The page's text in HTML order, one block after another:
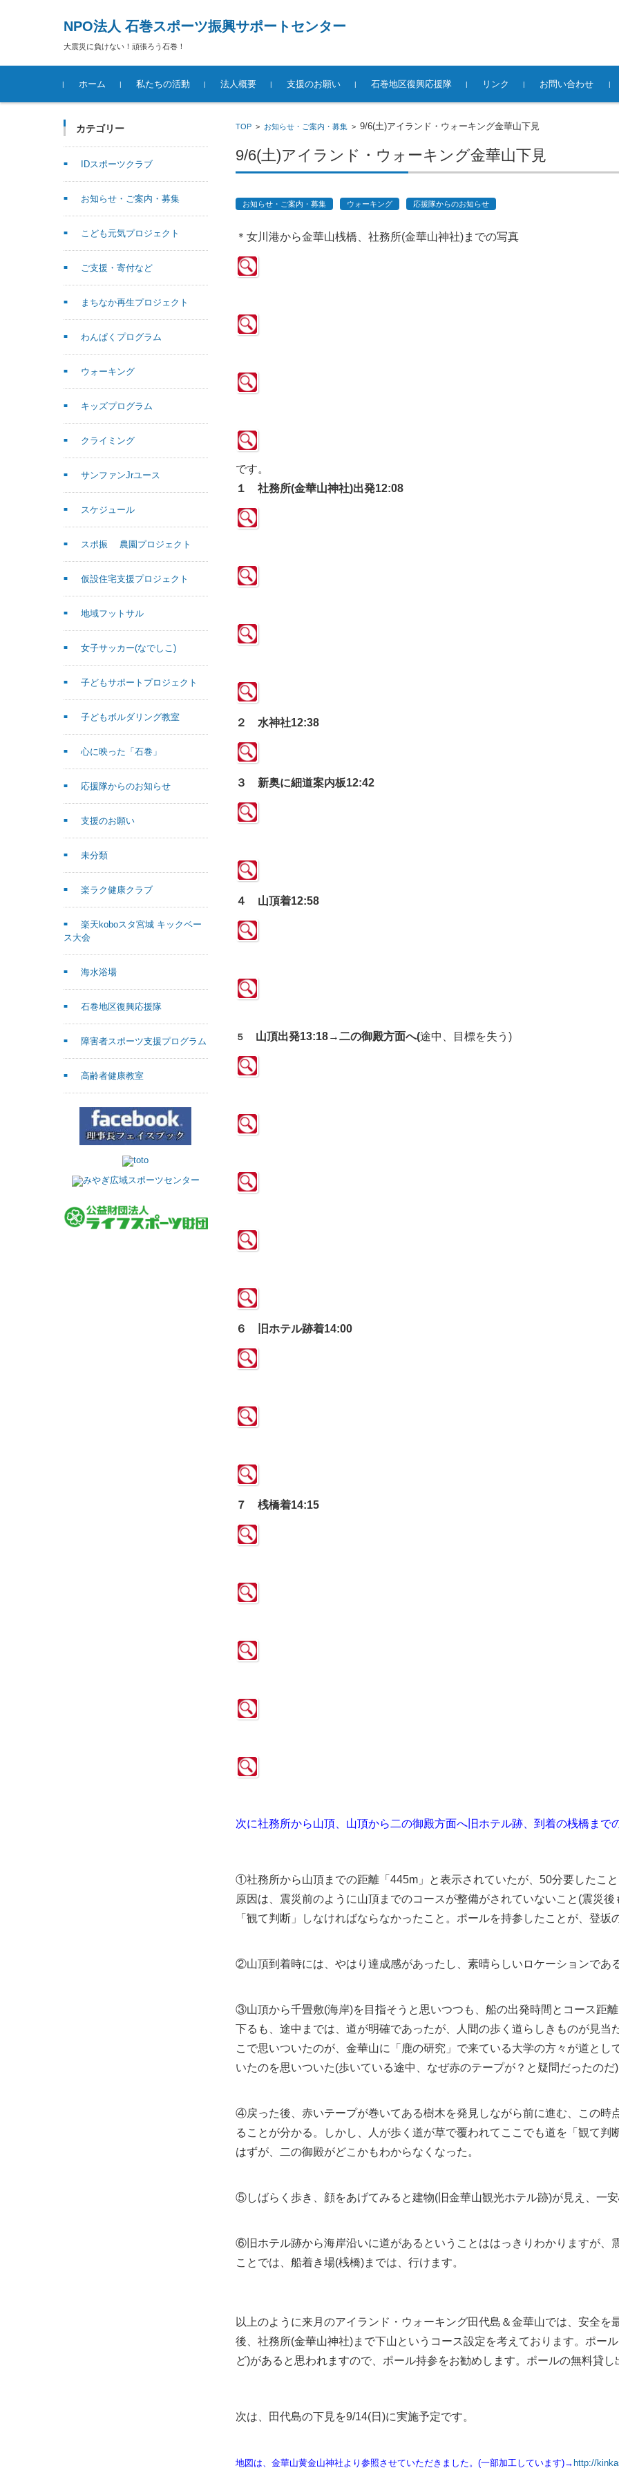
NPO法人 石巻スポーツ振興サポートセンター
大震災に負けない！頑張ろう石巻！
コンテンツに移動
ホーム
私たちの活動 法人概要 支援のお願い 石巻地区復興応援隊 リンク お問い合わせ
TOP> お知らせ・ご案内・募集> 9/6(土)アイランド・ウォーキング金華山下見
9/6(土)アイランド・ウォーキング金華山下見
お知らせ・ご案内・募集 ウォーキング 応援隊からのお知らせ
＊女川港から金華山桟橋、社務所(金華山神社)までの写真
です。
１ 社務所(金華山神社)出発12:08
２ 水神社12:38
３ 新奥に細道案内板12:42
４ 山頂着12:58
５ 山頂出発13:18→二の御殿方面へ(途中、目標を失う)
６ 旧ホテル跡着14:00
７ 桟橋着14:15
次に社務所から山頂、山頂から二の御殿方面へ旧ホテル跡、到着の桟橋まで
①社務所から山頂までの距離「445m」と表示されていたが、50分要したこと
原因は、震災前のように山頂までのコースが整備がされていないこと(震災
「観て判断」しなければならなかったこと。 ポールを持参したことが、登坂
②山頂到着時には、やはり達成感があったし、素晴らしいロケーションである
③山頂から千畳敷(海岸)を目指そうと思いつつも、船の出発時間とコース距
下るも、途中までは、 道が明確であったが、人間の歩く道らしきものが見当
こで思いついたのが、金華山に「鹿の研究」で来ている大学の方々が道とし
いたのを思いついた(歩いている途中、なぜ赤のテープが？と疑問だったの
④戻った後、赤いテープが巻いてある樹木を発見しながら前に進む、この時
ることが分かる。しかし、人が歩く道が草で覆われて ここでも道を「観て判
はずが、二の御殿がどこかもわからなくなった。
⑤しばらく歩き、顔をあげてみると建物(旧金華山観光ホテル跡)が見え、一
⑥旧ホテル跡から海岸沿いに道があるということははっきりわかりますが、
ことでは、船着き場(桟橋)までは、行けます。
以上のように来月のアイランド・ウォーキング田代島＆金華山では、安全
後、社務所(金華山神社)まで下山というコース設定を考えております。ポー
ど)があると思われますので、ポール持参をお勧めします。ポールの無料貸し
次は、田代島の下見を9/14(日)に実施予定です。
地図は、金華山黄金山神社より参照させていただきました。(一部加工しています)→ http://
カテゴリー
IDスポーツクラブ
お知らせ・ご案内・募集
こども元気プロジェクト
ご支援・寄付など
まちなか再生プロジェクト
わんぱくプログラム
ウォーキング
キッズプログラム
クライミング
サンファンJrユース
スケジュール
スポ振 農園プロジェクト
仮設住宅支援プロジェクト
地域フットサル
女子サッカー(なでしこ)
子どもサポートプロジェクト
子どもボルダリング教室
心に映った「石巻」
応援隊からのお知らせ
支援のお願い
未分類
楽ラク健康クラブ
楽天koboスタ宮城 キックベー
ス大会
海水浴場
石巻地区復興応援隊
障害者スポーツ支援プログラム
高齢者健康教室